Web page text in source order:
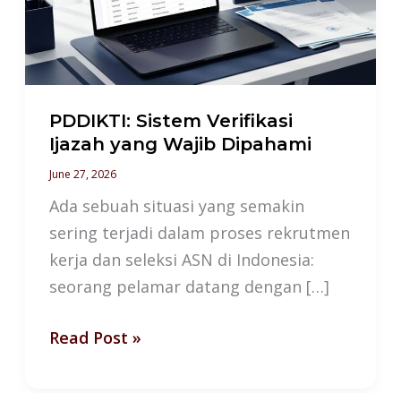
PDDIKTI: Sistem Verifikasi
Ijazah yang Wajib Dipahami
June 27, 2026
Ada sebuah situasi yang semakin
sering terjadi dalam proses rekrutmen
kerja dan seleksi ASN di Indonesia:
seorang pelamar datang dengan […]
yang
Wajib
Dipahami
Read Post »